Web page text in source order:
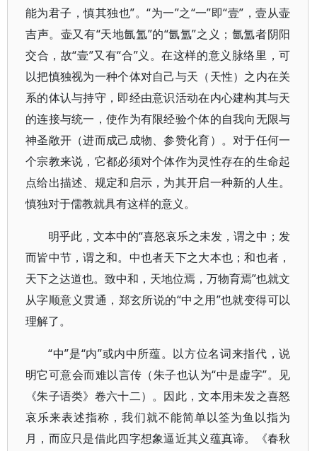
能为君子，慎其独也”。“为一”之“一”即“壹”，壹从壶
吉声。壶又有“天地氤氲”的“氤氲”之义；氤氲者阴阳
交合，故“壹”又有“合”义。在这样的意义脉络里，可
以把慎独视为一种个体对自己与天（天性）之内在关
系的体认与持守，即经由意识活动在内心建构其与天
的连接与统一，使作为有限经验个体的自我向无限与
神圣敞开（进而成己成物、参赞化育）。对于任何一
个宗教来说，它都必须对个体作为灵性存在的生命起
点给出描述、规定和启示，为其开启一种新的人生。
慎独对于儒教就具有这样的意义。
明乎此，文本中的“喜怒哀乐之未发，谓之中；发
而皆中节，谓之和。中也者天下之大本也；和也者，
天下之达道也。致中和，天地位焉，万物育焉”也就文
从字顺意义贯通，郑玄所说的“中之用”也就变得可以
理解了。
“中”是“内”或内中所蕴。以方位名词来指代，说
明它可意会而难以言传（朱子也认为“中是虚字”。见
《朱子语类》卷六十二）。因此，文本用未发之喜怒
哀乐来表述指称，我们就不能简单以筌为鱼以指为
月，而应只是借此四字想象逼近其义蕴真谛。《春秋